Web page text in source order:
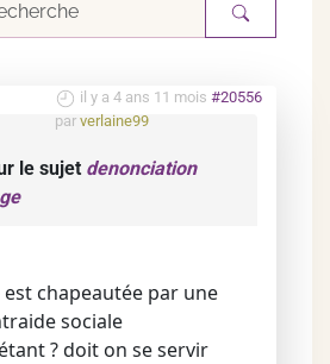
il y a 4 ans 11 mois #20556
par verlaine99
le sujet denonciation
chapeautée par une
sociale
? doit on se servir